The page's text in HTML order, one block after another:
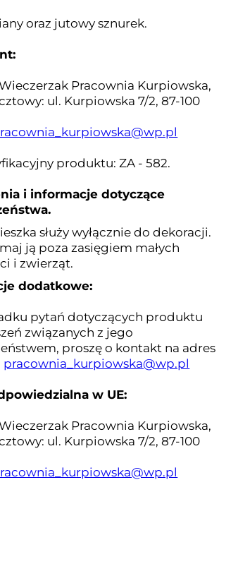
oraz jutowy sznurek.
Pracownia Kurpiowska,
ul. Kurpiowska 7/2, 87-100
produktu: ZA - 582.
i informacje dotyczące
służy wyłącznie do dekoracji.
ją poza zasięgiem małych
i zwierząt.
dodatkowe:
pytań dotyczących produktu
związanych z jego
proszę o kontakt na adres
pracownia_kurpiowska@wp.pl
w UE:
Pracownia Kurpiowska,
ul. Kurpiowska 7/2, 87-100